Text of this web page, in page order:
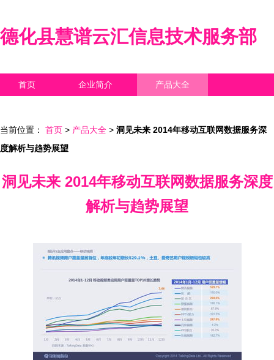
德化县慧谱云汇信息技术服务部
首页 企业简介 产品大全
当前位置： 首页 > 产品大全 > 洞见未来 2014年移动互联网数据服务深
度解析与趋势展望
洞见未来 2014年移动互联网数据服务深度
解析与趋势展望